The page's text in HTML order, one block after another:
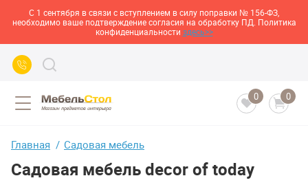
С 1 сентября в связи с вступлением в силу поправки № 156-ФЗ,
необходимо ваше подтверждение согласия на обработку ПД. Политика
конфиденциальности здесь>>
0 0
Главная Садовая мебель
Садовая мебель decor of today